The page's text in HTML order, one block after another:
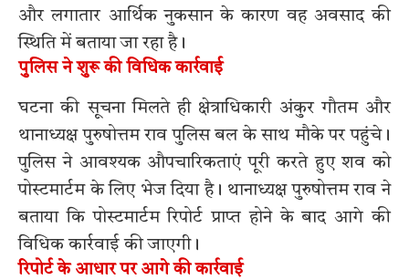
और लगातार आर्थिक नुकसान के कारण वह अवसाद की
स्थिति में बताया जा रहा है।
पुलिस ने शुरू की विधिक कार्रवाई
घटना की सूचना मिलते ही क्षेत्राधिकारी अंकुर गौतम और
थानाध्यक्ष पुरुषोत्तम राव पुलिस बल के साथ मौके पर पहुंचे।
पुलिस ने आवश्यक औपचारिकताएं पूरी करते हुए शव को
पोस्टमार्टम के लिए भेज दिया है। थानाध्यक्ष पुरुषोत्तम राव ने
बताया कि पोस्टमार्टम रिपोर्ट प्राप्त होने के बाद आगे की
विधिक कार्रवाई की जाएगी।
रिपोर्ट के आधार पर आगे की कार्रवाई